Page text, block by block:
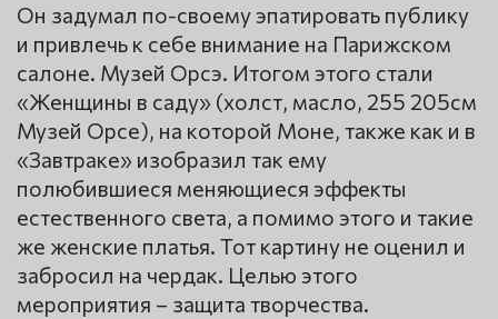
Он задумал по-своему эпатировать публику
и привлечь к себе внимание на Парижском
салоне. Музей Орсэ. Итогом этого стали
«Женщины в саду» (холст, масло, 255 205см
Музей Орсе), на которой Моне, также как и в
«Завтраке» изобразил так ему
полюбившиеся меняющиеся эффекты
естественного света, а помимо этого и такие
же женские платья. Тот картину не оценил и
забросил на чердак. Целью этого
мероприятия – защита творчества.